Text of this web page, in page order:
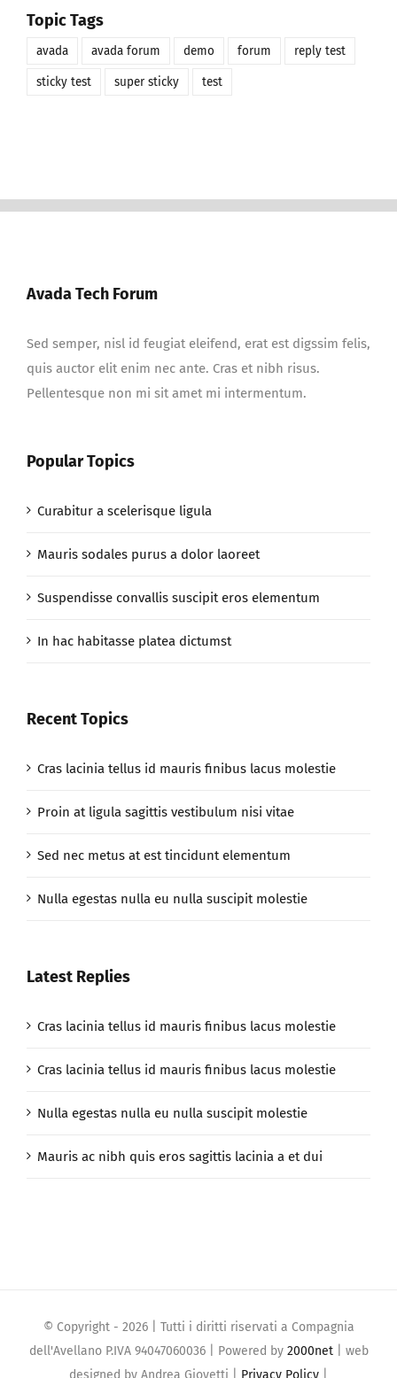
Topic Tags
avada avada forum demo forum reply test
sticky test super sticky test
Avada Tech Forum
Sed semper, nisl id feugiat eleifend, erat est digssim felis,
quis auctor elit enim nec ante. Cras et nibh risus.
Pellentesque non mi sit amet mi intermentum.
Popular Topics
Curabitur a scelerisque ligula
Mauris sodales purus a dolor laoreet
Suspendisse convallis suscipit eros elementum
In hac habitasse platea dictumst
Recent Topics
Cras lacinia tellus id mauris finibus lacus molestie
Proin at ligula sagittis vestibulum nisi vitae
Sed nec metus at est tincidunt elementum
Nulla egestas nulla eu nulla suscipit molestie
Latest Replies
Cras lacinia tellus id mauris finibus lacus molestie
Cras lacinia tellus id mauris finibus lacus molestie
Nulla egestas nulla eu nulla suscipit molestie
Mauris ac nibh quis eros sagittis lacinia a et dui
© Copyright - 2026 | Tutti i diritti riservati a Compagnia
dell'Avellano P.IVA 94047060036 | Powered by 2000net| web
designed by Andrea Giovetti | Privacy Policy